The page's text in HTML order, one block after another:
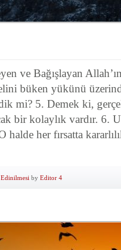
ve Bağışlayan
büken yükünü
mi? 5. Demek ki,
bir kolaylık vardır. 6.
halde her fırsatta
by Editor 4